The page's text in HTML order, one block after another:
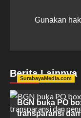
Gunakan
Berita Lainnya
SurabayaMedia.com
BGN buka PO
transparansi